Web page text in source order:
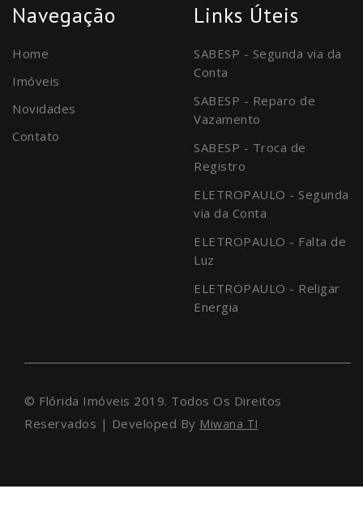
Navegação
Home
Imóveis
Novidades
Contato
Links Úteis
SABESP - Segunda via da
Conta
SABESP - Reparo de
Vazamento
SABESP - Troca de
Registro
ELETROPAULO - Segunda
via da Conta
ELETROPAULO - Falta de
Luz
ELETROPAULO - Religar
Energia
© Flórida Imóveis 2019. Todos Os Direitos
Reservados | Developed By Miwana TI